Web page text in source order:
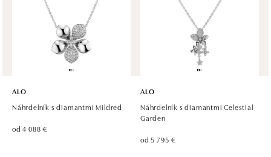
U Dálnice 777, 664 42 Modřice
tel.: +420 733 397 316, +420 605 231 821
dnes otvorené od 10:00
ALO diamonds OC Palladium, Praha 1
Náměstí Republiky 1, 110 00 Praha 1 - Nové Město
ALO
Náhrdelník s diamantmi Mildred
od 4 088 €
ALO
Náhrdelník s diamantmi Celestial
Garden
od 5 795 €